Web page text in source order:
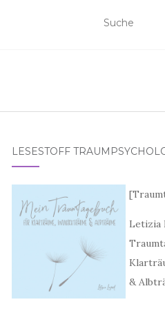
LESESTOFF
[
Letizia
&